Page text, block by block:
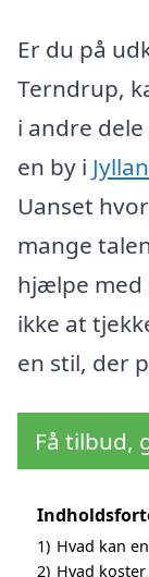
Er du på
Terndrup,
i andre
en by i
Uanset
mange
hjælpe med
ikke at
en stil, der
Få tilbud,
1) Hvad kan
2) Hvad